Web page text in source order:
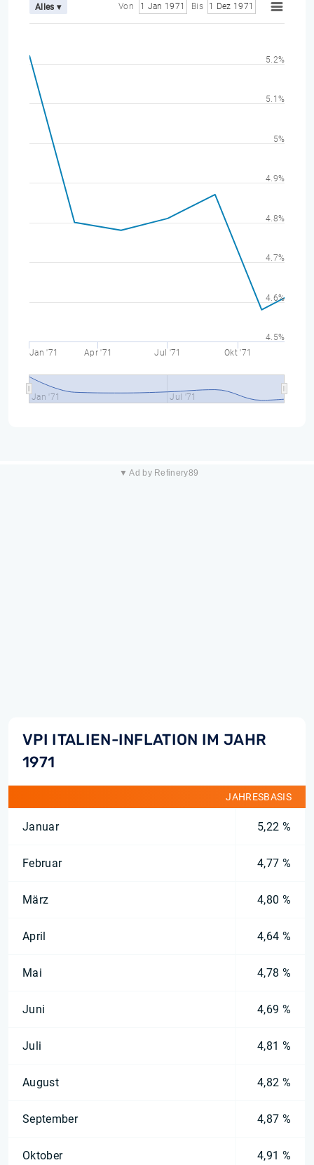
Alles ▾ Von 1 Jan 1971 Bis 1 Dez 1971
Jan '71 Apr '71 Jul '71 Okt '71
Jan '71 Jul '71
4.5%
4.6%
4.7%
4.8%
4.9%
5%
5.1%
5.2%
▼ Ad by Refinery89
VPI ITALIEN-INFLATION IM JAHR
1971
JAHRESBASIS
Januar 5,22 %
Februar 4,77 %
März 4,80 %
April 4,64 %
Mai 4,78 %
Juni 4,69 %
Juli 4,81 %
August 4,82 %
September 4,87 %
Oktober 4,91 %